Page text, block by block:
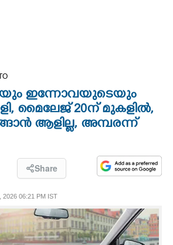
ഇന്നോവയുടെയും
മൈലേജ് 20ന് മുകളിൽ,
ആളില്ല, അമ്പരന്ന്
Share
2026 06:21 PM IST